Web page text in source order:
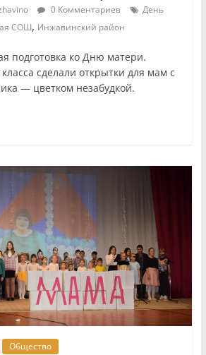
0 Комментариев
День
СОШ, Инжавинский район
подготовка ко Дню матери.
сделали открытки для мам с
— цветком незабудкой.
Общество